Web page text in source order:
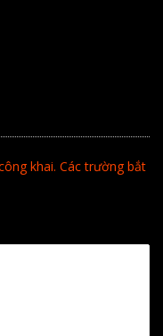
khai. Các trường bắt